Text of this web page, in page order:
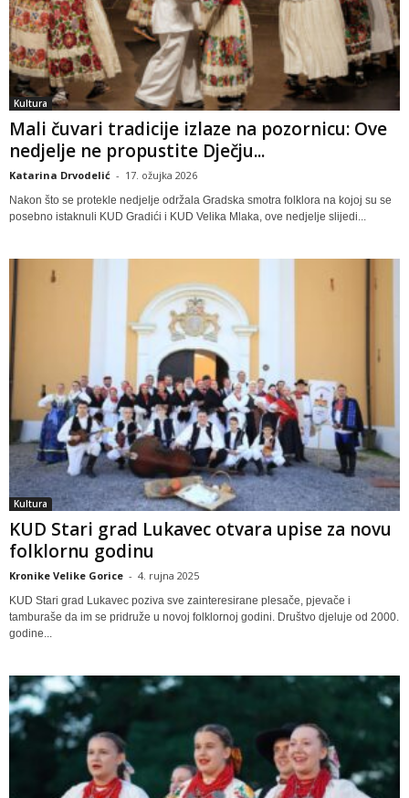
Kultura
Mali čuvari tradicije izlaze na pozornicu: Ove
nedjelje ne propustite Dječju...
Katarina Drvodelić - 17. ožujka 2026
Nakon što se protekle nedjelje održala Gradska smotra folklora na kojoj su se
posebno istaknuli KUD Gradići i KUD Velika Mlaka, ove nedjelje slijedi...
Kultura
KUD Stari grad Lukavec otvara upise za novu
folklornu godinu
Kronike Velike Gorice - 4. rujna 2025
KUD Stari grad Lukavec poziva sve zainteresirane plesače, pjevače i
tamburaše da im se pridruže u novoj folklornoj godini. Društvo djeluje od 2000.
godine...